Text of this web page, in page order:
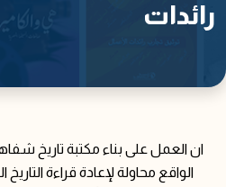
رائدات
ان العمل على بناء مكتبة تاريخ
الواقع محاولة لإعادة قراءة